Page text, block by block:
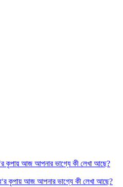
কৃপায় আজ আপনার ভাগ্যে কী লেখা আছে?
কৃপায় আজ আপনার ভাগ্যে কী লেখা আছে?